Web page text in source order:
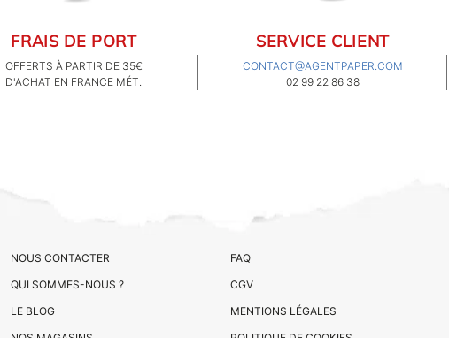
FRAIS DE PORT
OFFERTS À PARTIR DE 35€
D'ACHAT EN FRANCE MÉT.
SERVICE CLIENT
CONTACT@AGENTPAPER.COM
02 99 22 86 38
NOUS CONTACTER
QUI SOMMES-NOUS ?
LE BLOG
FAQ
CGV
MENTIONS LÉGALES